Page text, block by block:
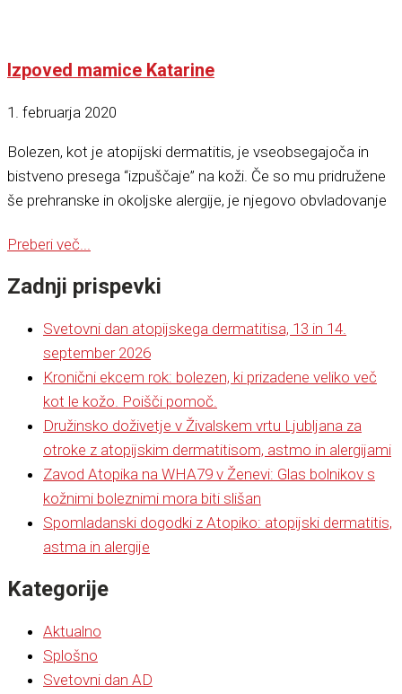
Izpoved mamice Katarine
1. februarja 2020
Bolezen, kot je atopijski dermatitis, je vseobsegajoča in
bistveno presega “izpuščaje” na koži. Če so mu pridružene
še prehranske in okoljske alergije, je njegovo obvladovanje
Preberi več...
Zadnji prispevki
Svetovni dan atopijskega dermatitisa, 13 in 14.
september 2026
Kronični ekcem rok: bolezen, ki prizadene veliko več
kot le kožo. Poišči pomoč.
Družinsko doživetje v Živalskem vrtu Ljubljana za
otroke z atopijskim dermatitisom, astmo in alergijami
Zavod Atopika na WHA79 v Ženevi: Glas bolnikov s
kožnimi boleznimi mora biti slišan
Spomladanski dogodki z Atopiko: atopijski dermatitis,
astma in alergije
Kategorije
Aktualno
Splošno
Svetovni dan AD